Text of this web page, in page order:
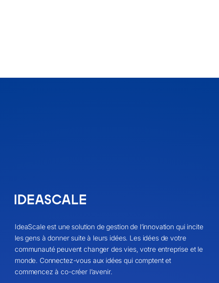
IdeaScale est une solution de gestion de l’innovation qui incite
les gens à donner suite à leurs idées. Les idées de votre
communauté peuvent changer des vies, votre entreprise et le
monde. Connectez-vous aux idées qui comptent et
commencez à co-créer l’avenir.